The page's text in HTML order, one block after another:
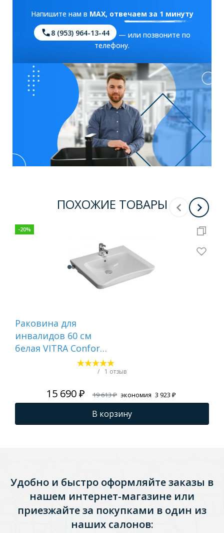
Напишите нам в MAX, отвечаем за 1 минуту
8 (953) 964-13-44
— или позвоните по
телефону.
ПОХОЖИЕ ТОВАРЫ
-20%
Раковина для
инвалидов 60 см
белая VITRA Conforma
5289B003-0001
/ 1 отзыв
15 690 ₽ 19 613 ₽ экономия 3 923 ₽
В корзину
Удобно и быстро оформляйте заказы в
нашем интернет-магазине или
приезжайте за покупками в один из
наших салонов: